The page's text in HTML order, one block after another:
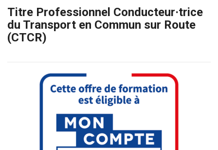
Titre Professionnel Conducteur·trice
du Transport en Commun sur Route
(CTCR)